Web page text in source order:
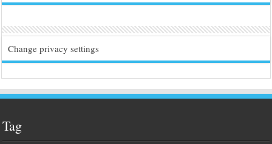
Change privacy settings
Tag